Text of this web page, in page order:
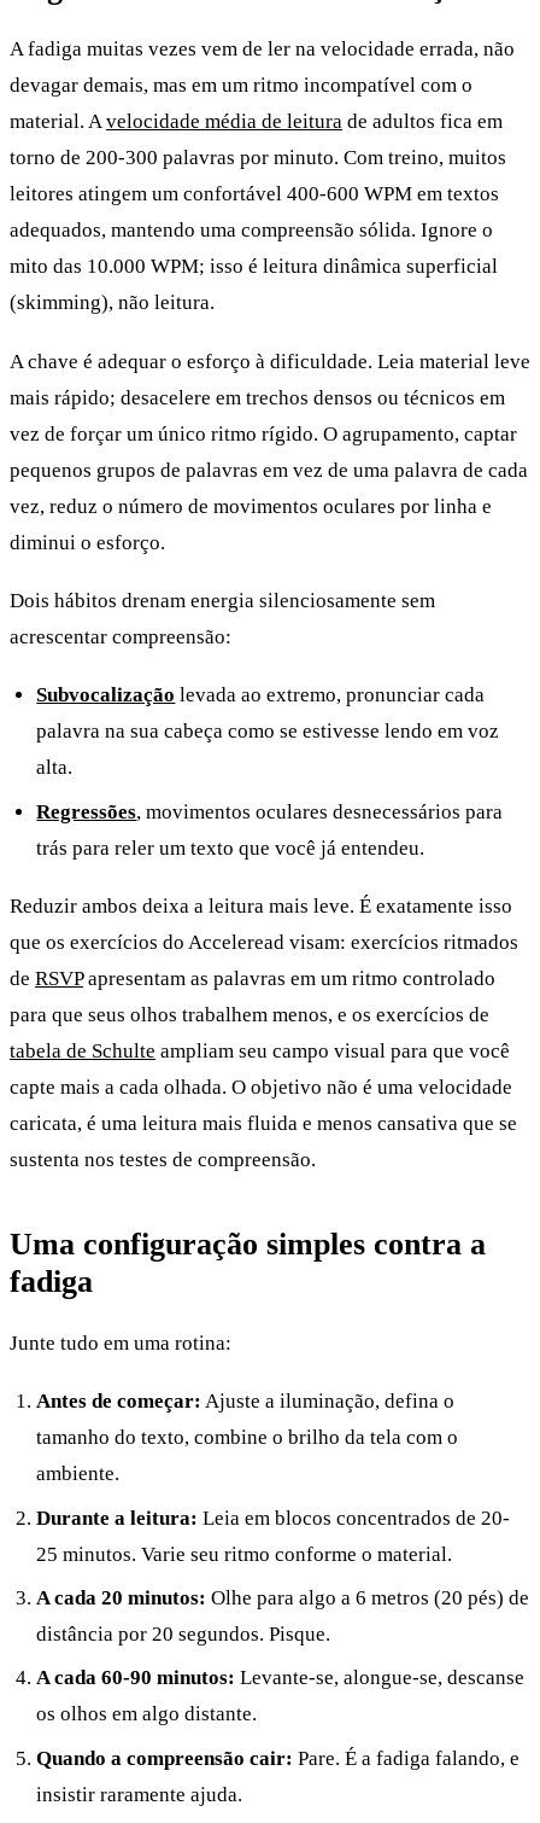
A fadiga muitas vezes vem de ler na velocidade errada, não
devagar demais, mas em um ritmo incompatível com o
material. Avelocidade média de leitura de adultos fica em
torno de 200-300 palavras por minuto. Com treino, muitos
leitores atingem um confortável 400-600 WPM em textos
adequados, mantendo uma compreensão sólida. Ignore o
mito das 10.000 WPM; isso é leitura dinâmica superficial
(skimming), não leitura.
A chave é adequar o esforço à dificuldade. Leia material leve
mais rápido; desacelere em trechos densos ou técnicos em
vez de forçar um único ritmo rígido. O agrupamento, captar
pequenos grupos de palavras em vez de uma palavra de cada
vez, reduz o número de movimentos oculares por linha e
diminui o esforço.
Dois hábitos drenam energia silenciosamente sem
acrescentar compreensão:
Subvocalização levada ao extremo, pronunciar cada
palavra na sua cabeça como se estivesse lendo em voz
alta.
Regressões, movimentos oculares desnecessários para
trás para reler um texto que você já entendeu.
Reduzir ambos deixa a leitura mais leve. É exatamente isso
que os exercícios do Acceleread visam: exercícios ritmados
de RSVPapresentam as palavras em um ritmo controlado
para que seus olhos trabalhem menos, e os exercícios de
tabela de Schulte ampliam seu campo visual para que você
capte mais a cada olhada. O objetivo não é uma velocidade
caricata, é uma leitura mais fluida e menos cansativa que se
sustenta nos testes de compreensão.
Uma configuração simples contra a
fadiga
Junte tudo em uma rotina:
Antes de começar: Ajuste a iluminação, defina o
tamanho do texto, combine o brilho da tela com o
ambiente.
Durante a leitura: Leia em blocos concentrados de 20-
25 minutos. Varie seu ritmo conforme o material.
A cada 20 minutos: Olhe para algo a 6 metros (20 pés) de
distância por 20 segundos. Pisque.
A cada 60-90 minutos: Levante-se, alongue-se, descanse
os olhos em algo distante.
Quando a compreensão cair: Pare. É a fadiga falando, e
insistir raramente ajuda.